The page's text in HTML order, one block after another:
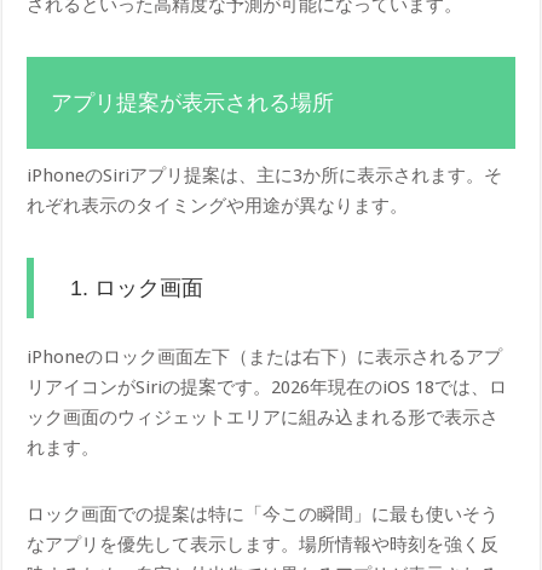
されるといった高精度な予測が可能になっています。
アプリ提案が表示される場所
iPhoneのSiriアプリ提案は、主に3か所に表示されます。そ
れぞれ表示のタイミングや用途が異なります。
1. ロック画面
iPhoneのロック画面左下（または右下）に表示されるアプ
リアイコンがSiriの提案です。2026年現在のiOS 18では、ロ
ック画面のウィジェットエリアに組み込まれる形で表示さ
れます。
ロック画面での提案は特に「今この瞬間」に最も使いそう
なアプリを優先して表示します。場所情報や時刻を強く反